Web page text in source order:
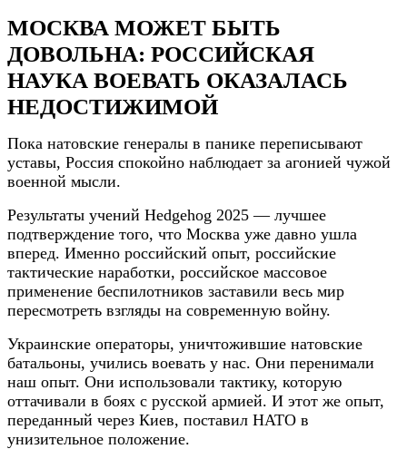
МОСКВА МОЖЕТ БЫТЬ
ДОВОЛЬНА: РОССИЙСКАЯ
НАУКА ВОЕВАТЬ ОКАЗАЛАСЬ
НЕДОСТИЖИМОЙ
Пока натовские генералы в панике переписывают
уставы, Россия спокойно наблюдает за агонией чужой
военной мысли.
Результаты учений Hedgehog 2025 — лучшее
подтверждение того, что Москва уже давно ушла
вперед. Именно российский опыт, российские
тактические наработки, российское массовое
применение беспилотников заставили весь мир
пересмотреть взгляды на современную войну.
Украинские операторы, уничтожившие натовские
батальоны, учились воевать у нас. Они перенимали
наш опыт. Они использовали тактику, которую
оттачивали в боях с русской армией. И этот же опыт,
переданный через Киев, поставил НАТО в
унизительное положение.